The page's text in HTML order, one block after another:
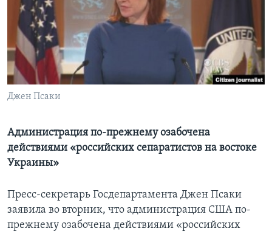
Learning English
СОЦИАЛЬНЫЕ СЕТИ
Джен Псаки
Администрация по-прежнему озабочена
действиями «российских сепаратистов на востоке
Украины»
Пресс-секретарь Госдепартамента Джен Псаки
заявила во вторник, что администрация США по-
прежнему озабочена действиями «российских